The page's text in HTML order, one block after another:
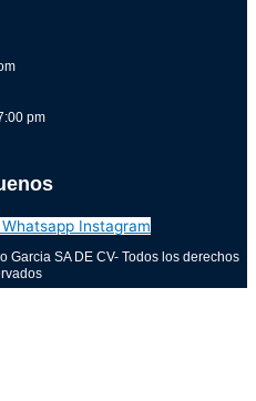
pm
Whatsapp Instagram
SA DE CV- Todos los derechos